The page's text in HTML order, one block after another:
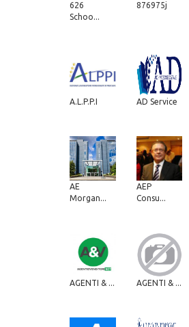
626
Schoo...
876975j
A.L.P.P.I AD Service
AE
Morgan...
AEP
Consu...
AGENTI & ... AGENTI & ...